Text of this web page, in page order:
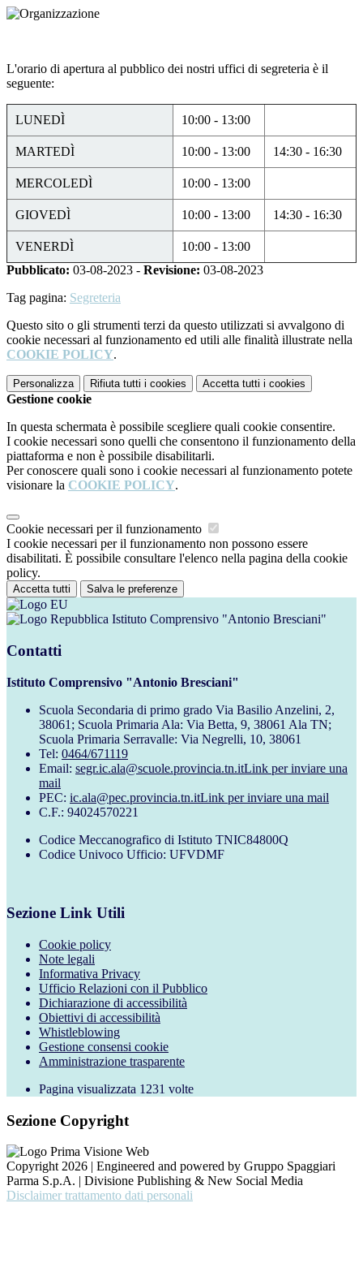
L'orario di apertura al pubblico dei nostri uffici di segreteria è il
seguente:
LUNEDÌ 10:00 - 13:00
MARTEDÌ 10:00 - 13:00 14:30 - 16:30
MERCOLEDÌ 10:00 - 13:00
GIOVEDÌ 10:00 - 13:00 14:30 - 16:30
VENERDÌ
10:00 - 13:00
Pubblicato: 03-08-2023 - Revisione: 03-08-2023
Tag pagina: Segreteria
Questo sito o gli strumenti terzi da questo utilizzati si avvalgono di
cookie necessari al funzionamento ed utili alle finalità illustrate nella
COOKIE POLICY.
Personalizza Rifiuta tutti i cookies Accetta tutti i cookies
Gestione cookie
In questa schermata è possibile scegliere quali cookie consentire.
I cookie necessari sono quelli che consentono il funzionamento della
piattaforma e non è possibile disabilitarli.
Per conoscere quali sono i cookie necessari al funzionamento potete
visionare la COOKIE POLICY.
Cookie necessari per il funzionamento
I cookie necessari per il funzionamento non possono essere
disabilitati. È possibile consultare l'elenco nella pagina della cookie
policy.
Accetta tutti Salva le preferenze
Istituto Comprensivo "Antonio Bresciani"
Contatti
Istituto Comprensivo "Antonio Bresciani"
Scuola Secondaria di primo grado Via Basilio Anzelini, 2,
38061; Scuola Primaria Ala: Via Betta, 9, 38061 Ala TN;
Scuola Primaria Serravalle: Via Negrelli, 10, 38061
Tel: 0464/671119
Email: segr.ic.ala@scuole.provincia.tn.itLink per inviare una
mail
PEC: ic.ala@pec.provincia.tn.itLink per inviare una mail
C.F.: 94024570221
Codice Meccanografico di Istituto TNIC84800Q
Codice Univoco Ufficio: UFVDMF
Sezione Link Utili
Cookie policy
Note legali
Informativa Privacy
Ufficio Relazioni con il Pubblico
Dichiarazione di accessibilità
Obiettivi di accessibilità
Whistleblowing
Gestione consensi cookie
Amministrazione trasparente
Pagina visualizzata 1231 volte
Sezione Copyright
Copyright 2026 | Engineered and powered by Gruppo Spaggiari
Parma S.p.A. | Divisione Publishing & New Social Media
Disclaimer trattamento dati personali